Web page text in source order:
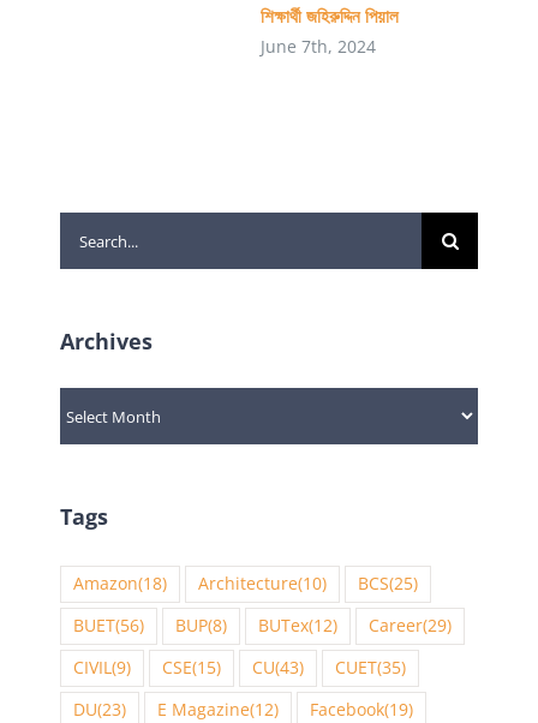
শিক্ষার্থী জহিরুদ্দিন পিয়াল
June 7th, 2024
Search
for:
Archives
Archives
Tags
Amazon(18) Architecture(10) BCS(25)
BUET(56) BUP(8) BUTex(12) Career(29)
CIVIL(9) CSE(15) CU(43) CUET(35)
DU(23) E Magazine(12) Facebook(19)